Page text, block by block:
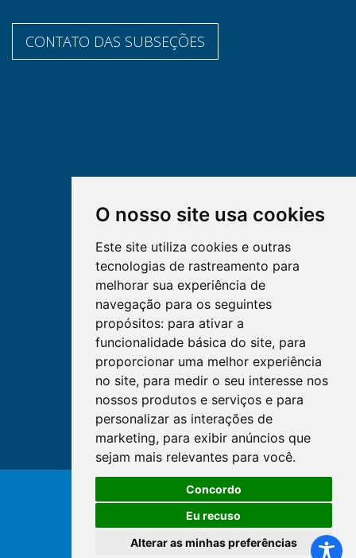
O nosso site usa cookies
Este site utiliza cookies e outras
tecnologias de rastreamento para
melhorar sua experiência de
navegação para os seguintes
propósitos: para ativar a
funcionalidade básica do site, para
proporcionar uma melhor experiência
no site, para medir o seu interesse nos
nossos produtos e serviços e para
personalizar as interações de
marketing, para exibir anúncios que
sejam mais relevantes para você.
Concordo
Eu recuso
Alterar as minhas preferências
CONTATO DAS SUBSEÇÕES
© Copyright 2026 - Cofen/CORENs